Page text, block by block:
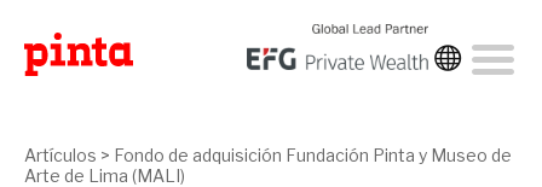
Artículos > Fondo de adquisición Fundación Pinta y Museo de
Arte de Lima (MALI)